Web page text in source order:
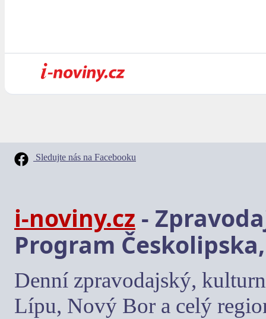
Sledujte nás na Facebooku
i-noviny.cz -
Program
Denní zpravodajský,
Lípu, Nový Bor a celý